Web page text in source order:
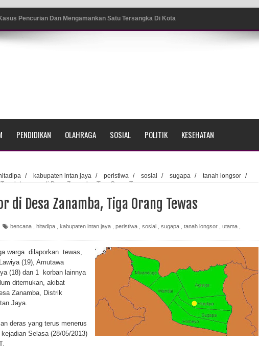
Pencurian Dan Mengamankan Satu Tersangka Di Kota
Warga Saat Nonton Bareng Final Piala Dunia 2026 di
Selatan
Susulan
Sampah dengan Menghambur ke Tengah Jalan
Agustina Ester Bonsapia
1000 Kuota Beasiswa Mace
untuk RS Bhayangkara Polda Papua pada Peringatan Hari
.
PENDIDIKAN OLAHRAGA SOSIAL POLITIK KESEHATAN
/ kabupaten intan jaya / peristiwa / sosial / sugapa / tanah longsor
/
Tanah Longsor di Desa Zanamba, Tiga Orang Tewas
di Desa Zanamba, Tiga Orang Tewas
bencana hitadipa kabupaten intan jaya peristiwa sosial sugapa tanah longsor utama
warga dilaporkan tewas,
(19), Amutawa
(18) dan 1 korban lainnya
ditemukan, akibat
Zanamba, Distrik
Jaya.
deras yang terus menerus
Selasa (28/05/2013)